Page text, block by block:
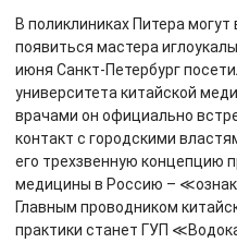
В поликлиниках Питера
появиться мастера
июня Санкт‑Петербург
университета китайской
врачами он официально
контакт с городскими
его трехзвенную концепцию
медицины в Россию –
Главным проводником
практики станет ГУП